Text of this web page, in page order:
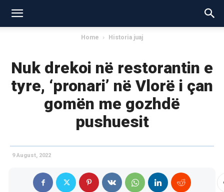
Home Historia juaj
Nuk drekoi në restorantin e
tyre, ‘pronari’ në Vlorë i çan
gomën me gozhdë
pushuesit
9 August, 2022